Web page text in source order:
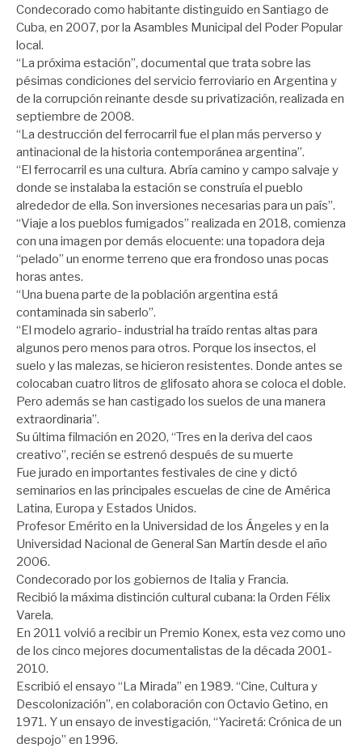
Condecorado como habitante distinguido en Santiago de
Cuba, en 2007, por la Asambles Municipal del Poder Popular
local.
“La próxima estación”, documental que trata sobre las
pésimas condiciones del servicio ferroviario en Argentina y
de la corrupción reinante desde su privatización, realizada en
septiembre de 2008.
“La destrucción del ferrocarril fue el plan más perverso y
antinacional de la historia contemporánea argentina”.
“El ferrocarril es una cultura. Abría camino y campo salvaje y
donde se instalaba la estación se construía el pueblo
alrededor de ella. Son inversiones necesarias para un país”.
“Viaje a los pueblos fumigados” realizada en 2018, comienza
con una imagen por demás elocuente: una topadora deja
“pelado” un enorme terreno que era frondoso unas pocas
horas antes.
“Una buena parte de la población argentina está
contaminada sin saberlo”.
“El modelo agrario- industrial ha traído rentas altas para
algunos pero menos para otros. Porque los insectos, el
suelo y las malezas, se hicieron resistentes. Donde antes se
colocaban cuatro litros de glifosato ahora se coloca el doble.
Pero además se han castigado los suelos de una manera
extraordinaria”.
Su última filmación en 2020, “Tres en la deriva del caos
creativo”, recién se estrenó después de su muerte
Fue jurado en importantes festivales de cine y dictó
seminarios en las principales escuelas de cine de América
Latina, Europa y Estados Unidos.
Profesor Emérito en la Universidad de los Ángeles y en la
Universidad Nacional de General San Martín desde el año
2006.
Condecorado por los gobiernos de Italia y Francia.
Recibió la máxima distinción cultural cubana: la Orden Félix
Varela.
En 2011 volvió a recibir un Premio Konex, esta vez como uno
de los cinco mejores documentalistas de la década 2001-
2010.
Escribió el ensayo “La Mirada” en 1989. “Cine, Cultura y
Descolonización”, en colaboración con Octavio Getino, en
1971. Y un ensayo de investigación, “Yaciretá: Crónica de un
despojo” en 1996.